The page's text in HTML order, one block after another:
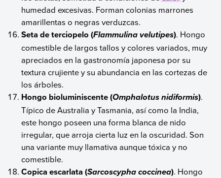
humedad excesivas. Forman colonias marrones
amarillentas o negras verduzcas.
Seta de terciopelo (Flammulina velutipes). Hongo
comestible de largos tallos y colores variados, muy
apreciados en la gastronomía japonesa por su
textura crujiente y su abundancia en las cortezas de
los árboles.
Hongo bioluminiscente (Omphalotus nidiformis).
Típico de Australia y Tasmania, así como la India,
este hongo poseen una forma blanca de nido
irregular, que arroja cierta luz en la oscuridad. Son
una variante muy llamativa aunque tóxica y no
comestible.
Copica escarlata (Sarcoscypha coccinea). Hongo